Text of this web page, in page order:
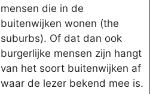
mensen die in de
buitenwijken wonen (the
suburbs). Of dat dan ook
burgerlijke mensen zijn hangt
van het soort buitenwijken af
waar de lezer bekend mee is.